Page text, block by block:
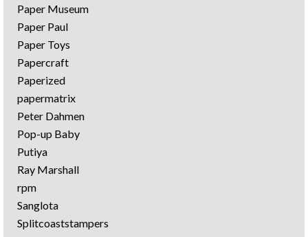
Paper Museum
Paper Paul
Paper Toys
Papercraft
Paperized
papermatrix
Peter Dahmen
Pop-up Baby
Putiya
Ray Marshall
rpm
Sanglota
Splitcoaststampers